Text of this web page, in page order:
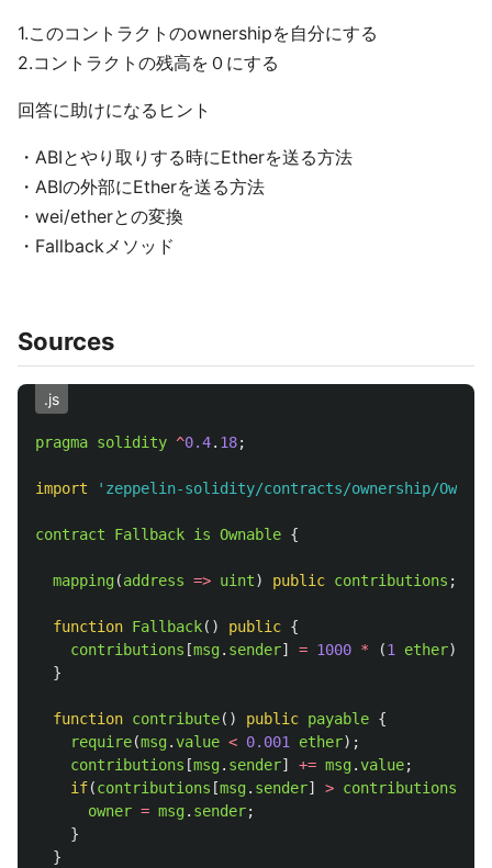
1.このコントラクトのownershipを自分にする
2.コントラクトの残高を０にする
回答に助けになるヒント
・ABIとやり取りする時にEtherを送る方法
・ABIの外部にEtherを送る方法
・wei/etherとの変換
・Fallbackメソッド
Sources
.js
pragma solidity ^0.4. 18;
import ' zeppelin-solidity/contracts/ownership/
contract Fallback is Ownable {
mapping(address => uint) public contributions ;
function Fallback() public {
contributions [msg. sender] = 1000 * (1 ether);
}
function contribute() public payable {
require(msg.value < 0.001 ether);
contributions [msg. sender] += msg.value;
if(contributions [msg. sender] > contributions
owner = msg. sender;
}
}